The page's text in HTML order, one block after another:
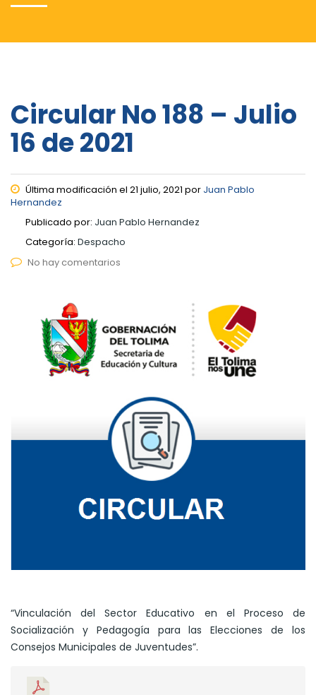
Circular No 188 – Julio
16 de 2021
Última modificación el 21 julio, 2021 por Juan Pablo
Hernandez
Publicado por: Juan Pablo Hernandez
Categoría: Despacho
No hay comentarios
“Vinculación del Sector Educativo en el Proceso de
Socialización y Pedagogía para las Elecciones de los
Consejos Municipales de Juventudes”.